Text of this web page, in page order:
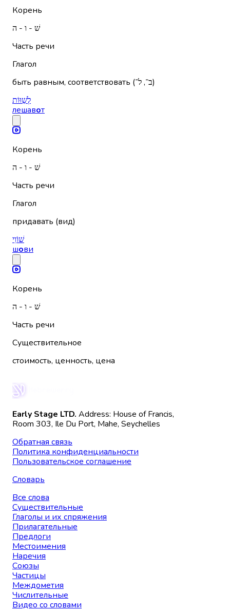
Корень
שׁ - ו - ה
Часть речи
Глагол
быть равным, соответствовать (ב־, ל־)
לְשַׁוּוֹת
лешавот
Корень
שׁ - ו - ה
Часть речи
Глагол
придавать (вид)
שׁוֹוִי
шови
Корень
שׁ - ו - ה
Часть речи
Существительное
стоимость, ценность, цена
Early Stage LTD. Address: House of Francis,
Room 303, Ile Du Port, Mahe, Seychelles
Обратная связь
Политика конфиденциальности
Пользовательское соглашение
Словарь
Все слова
Существительные
Глаголы и их спряжения
Прилагательные
Предлоги
Местоимения
Наречия
Союзы
Частицы
Междометия
Числительные
Видео со словами